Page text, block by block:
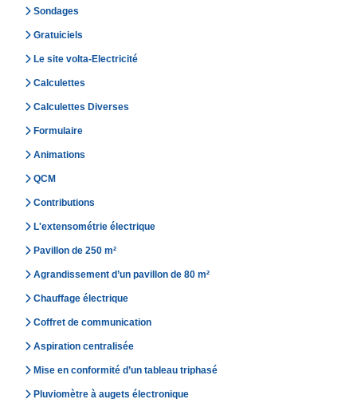
Sondages
Gratuiciels
Le site volta-Electricité
Calculettes
Calculettes Diverses
Formulaire
Animations
QCM
Contributions
L'extensométrie électrique
Pavillon de 250 m²
Agrandissement d’un pavillon de 80 m²
Chauffage électrique
Coffret de communication
Aspiration centralisée
Mise en conformité d’un tableau triphasé
Pluviomètre à augets électronique